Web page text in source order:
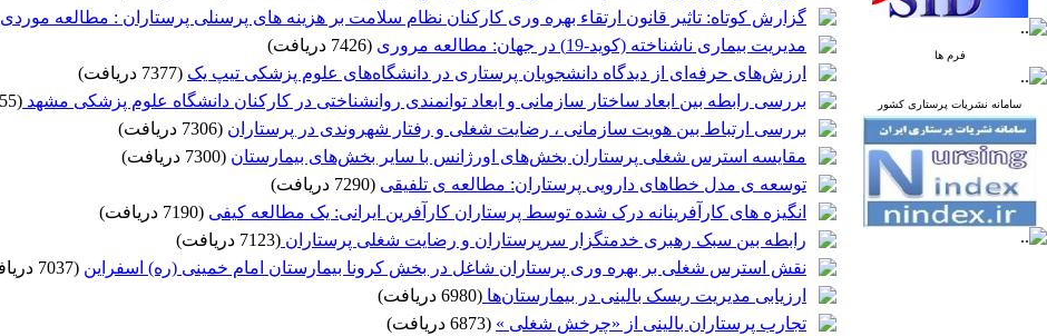
فرم ها
سامانه نشریات پرستاری کشور
گزارش کوتاه: تاثیر قانون ارتقاء بهره وری کارکنان نظام سلامت بر هزینه های پرسنلی پرستاران : مطالعه موردی
مدیریت بیماری ناشناخته (کوید-19) در جهان: مطالعه مروری
(7426 دریافت)
ارزش‌های حرفه‌ای از دیدگاه دانشجویان پرستاری در دانشگاه‌های علوم پزشکی تیپ یک (7377 دریافت)
بررسی رابطه بین ابعاد ساختار سازمانی و ابعاد توانمندی روانشناختی در کارکنان دانشگاه علوم پزشکی مشهد (7355 دریافت)
بررسی ارتباط بین هویت سازمانی ، رضایت شغلی و رفتار شهروندی در پرستاران (7306 دریافت)
مقایسه استرس شغلی پرستاران بخش‌های اورژانس با سایر بخش‌های بیمارستان (7300 دریافت)
توسعه ی مدل خطاهای دارویی پرستاران: مطالعه ی تلفیقی (7290 دریافت)
انگیزه های کارآفرینانه درک شده توسط پرستاران کارآفرین ایرانی: یک مطالعه کیفی (7190 دریافت)
رابطه بین سبک رهبری خدمتگزار سرپرستاران و رضایت شغلی پرستاران (7123 دریافت)
نقش استرس شغلی بر بهره وری پرستاران شاغل در بخش کرونا بیمارستان امام خمینی (ره) اسفراین (7037 دریافت)
ارزیابی مدیریت ریسک بالینی در بیمارستان‌ها (6980 دریافت)
تجارب پرستاران بالینی از «چرخش شغلی » (6873 دریافت)